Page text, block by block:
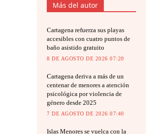
Más del autor
Cartagena refuerza sus playas
accesibles con cuatro puntos de
baño asistido gratuito
8 DE AGOSTO DE 2026 07:20
Cartagena deriva a más de un
centenar de menores a atención
psicológica por violencia de
género desde 2025
7 DE AGOSTO DE 2026 07:40
Islas Menores se vuelca con la